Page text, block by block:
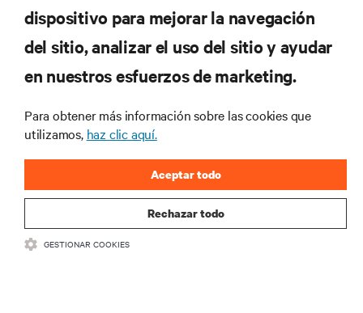
SOPORTE
CORPORATIVO
CONECTA CON NOSOTROS
dispositivo para mejorar la navegación
del sitio, analizar el uso del sitio y ayudar
en nuestros esfuerzos de marketing.
Para obtener más información sobre las cookies que
utilizamos, haz clic aquí.
Rechazar todo
Aceptar todo
GESTIONAR COOKIES